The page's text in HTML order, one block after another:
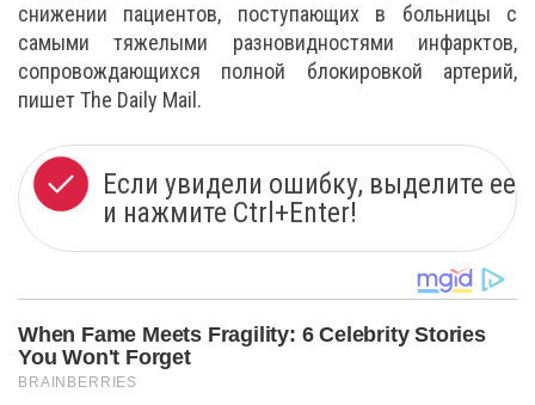
снижении пациентов, поступающих в больницы с
самыми тяжелыми разновидностями инфарктов,
сопровождающихся полной блокировкой артерий,
пишет The Daily Mail.
Если увидели ошибку, выделите ее
и нажмите Ctrl+Enter!
When Fame Meets Fragility: 6 Celebrity Stories
You Won't Forget
BRAINBERRIES